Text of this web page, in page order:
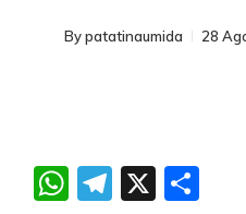
Bypatatinaumida 28
WhatsApp
Telegram
X